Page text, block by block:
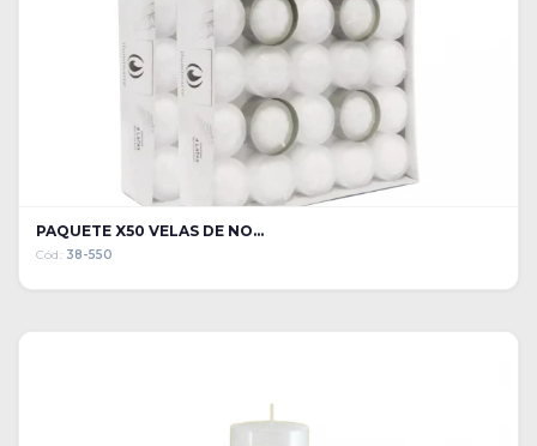
PAQUETE X50 VELAS DE NO...
Cód: 38-550